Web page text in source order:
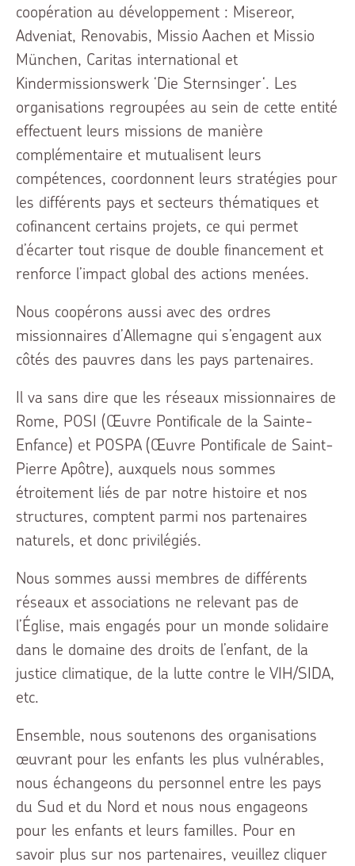
coopération au développement : Misereor,
Adveniat, Renovabis, Missio Aachen et Missio
München, Caritas international et
Kindermissionswerk ‘Die Sternsinger‘. Les
organisations regroupées au sein de cette entité
effectuent leurs missions de manière
complémentaire et mutualisent leurs
compétences, coordonnent leurs stratégies pour
les différents pays et secteurs thématiques et
cofinancent certains projets, ce qui permet
d’écarter tout risque de double financement et
renforce l’impact global des actions menées.
Nous coopérons aussi avec des ordres
missionnaires d’Allemagne qui s’engagent aux
côtés des pauvres dans les pays partenaires.
Il va sans dire que les réseaux missionnaires de
Rome, POSI (Œuvre Pontificale de la Sainte-
Enfance) et POSPA (Œuvre Pontificale de Saint-
Pierre Apôtre), auxquels nous sommes
étroitement liés de par notre histoire et nos
structures, comptent parmi nos partenaires
naturels, et donc privilégiés.
Nous sommes aussi membres de différents
réseaux et associations ne relevant pas de
l’Église, mais engagés pour un monde solidaire
dans le domaine des droits de l’enfant, de la
justice climatique, de la lutte contre le VIH/SIDA,
etc.
Ensemble, nous soutenons des organisations
œuvrant pour les enfants les plus vulnérables,
nous échangeons du personnel entre les pays
du Sud et du Nord et nous nous engageons
pour les enfants et leurs familles. Pour en
savoir plus sur nos partenaires, veuillez cliquer